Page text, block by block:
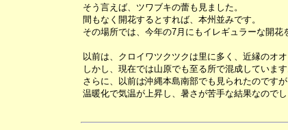
そう言えば、ツワブキの蕾も見ました。
間もなく開花するとすれば、本州並みです。
その場所では、今年の7月にもイレギュラーな開花
以前は、クロイワツクツクは里に多く、近縁のオ
しかし、現在では山原でも至る所で混成していま
さらに、以前は沖縄本島南部でも見られたのです
温暖化で気温が上昇し、暑さが苦手な結果なのでし